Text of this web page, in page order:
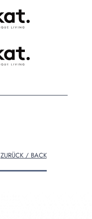
ZURÜCK / BACK